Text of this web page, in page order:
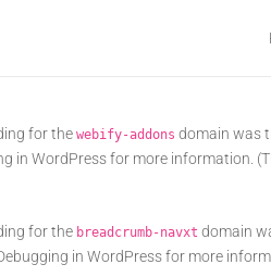
for the webify-addons domain was
in WordPressfor more information.
for the breadcrumb-navxt domain
in WordPressfor more